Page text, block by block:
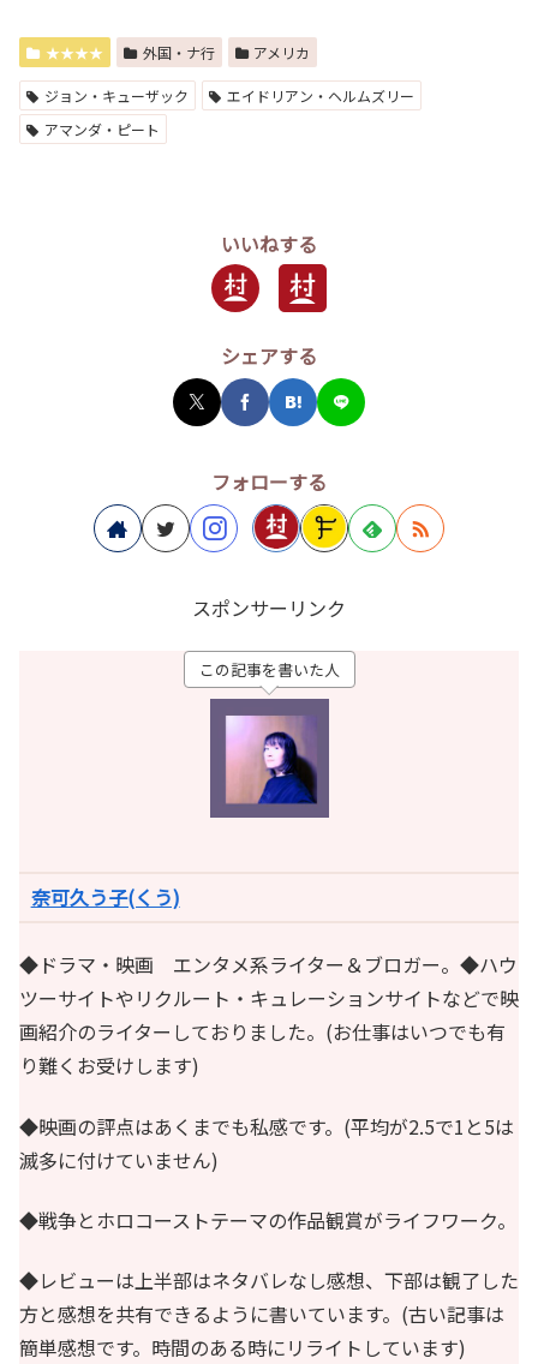
★★★★ 外国・ナ行 アメリカ
ジョン・キューザック
エイドリアン・ヘルムズリー
アマンダ・ピート
いいねする
シェアする
フォローする
スポンサーリンク
この記事を書いた人
奈可久う子(くう)
◆ドラマ・映画 エンタメ系ライター＆ブロガー。◆ハウ
ツーサイトやリクルート・キュレーションサイトなどで映
画紹介のライターしておりました。(お仕事はいつでも有
り難くお受けします)
◆映画の評点はあくまでも私感です。(平均が2.5で1と5は
滅多に付けていません)
◆戦争とホロコーストテーマの作品観賞がライフワーク。
◆レビューは上半部はネタバレなし感想、下部は観了した
方と感想を共有できるように書いています。(古い記事は
簡単感想です。時間のある時にリライトしています)